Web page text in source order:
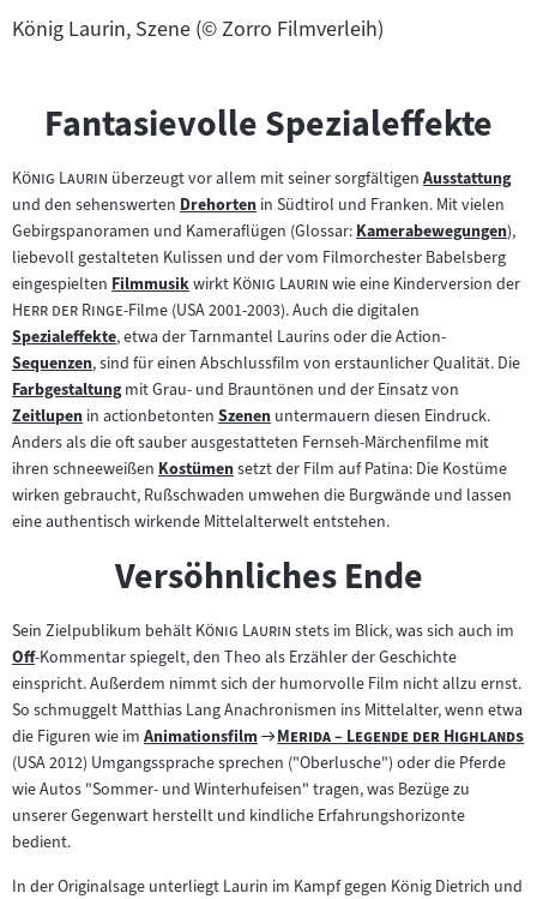
König Laurin, Szene (© Zorro Filmverleih)
Fantasievolle Spezialeffekte
"König Laurin "überzeugt vor allem mit seiner sorgfältigen Zum
Inhalt:
Ausstattung
und den sehenswerten Zum
Inhalt:
Drehorten in Südtirol und Franken. Mit vielen
Gebirgspanoramen und Kameraflügen (Glossar:Zum
Inhalt:
Kamerabewegungen),
liebevoll gestalteten Kulissen und der vom Filmorchester Babelsberg
eingespielten Zum
Inhalt:
Filmmusikwirkt "König Laurin "wie eine Kinderversion der"
Herr der Ringe"-Filme (USA 2001-2003). Auch die digitalen
Zum
Inhalt:
Spezialeffekte, etwa der Tarnmantel Laurins oder die Action-
Zum
Inhalt:
Sequenzen, sind für einen Abschlussfilm von erstaunlicher Qualität. Die
Zum
Inhalt:
Farbgestaltungmit Grau- und Brauntönen und der Einsatz von
Zum
Inhalt:
Zeitlupen in actionbetonten Zum
Inhalt:
Szenen untermauern diesen Eindruck.
Anders als die oft sauber ausgestatteten Fernseh-Märchenfilme mit
ihren schneeweißen Zum
Inhalt:
Kostümensetzt der Film auf Patina: Die Kostüme
wirken gebraucht, Rußschwaden umwehen die Burgwände und lassen
eine authentisch wirkende Mittelalterwelt entstehen.
Versöhnliches Ende
Sein Zielpublikum behält "König Laurin "stets im Blick, was sich auch im
Zum
Inhalt:
Off-Kommentar spiegelt, den Theo als Erzähler der Geschichte
einspricht. Außerdem nimmt sich der humorvolle Film nicht allzu ernst.
So schmuggelt Matthias Lang Anachronismen ins Mittelalter, wenn etwa
die Figuren wie im Zum
Inhalt:
Animationsfilm
Zum
Filmarchiv:
"
Merida – Legende der Highlands"
(USA 2012) Umgangssprache sprechen ("Oberlusche") oder die Pferde
wie Autos "Sommer- und Winterhufeisen" tragen, was Bezüge zu
unserer Gegenwart herstellt und kindliche Erfahrungshorizonte
bedient.
In der Originalsage unterliegt Laurin im Kampf gegen König Dietrich und